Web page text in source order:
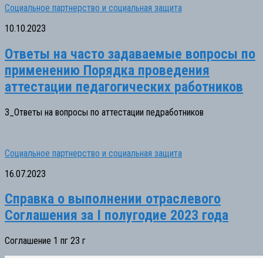
Социальное партнерство и социальная защита
10.10.2023
Ответы на часто задаваемые вопросы по
применению Порядка проведения
аттестации педагогических работников
3_Ответы на вопросы по аттестации педработников
Социальное партнерство и социальная защита
16.07.2023
Справка о выполнении отраслевого
Соглашения за I полугодие 2023 года
Соглашение 1 пг 23 г